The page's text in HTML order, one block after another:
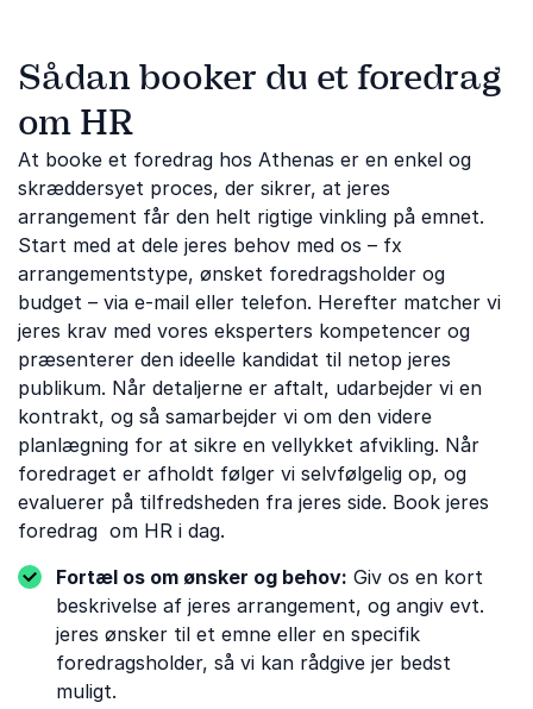
Sådan booker du et foredrag
om HR
At booke et foredrag hos Athenas er en enkel og
skræddersyet proces, der sikrer, at jeres
arrangement får den helt rigtige vinkling på emnet.
Start med at dele jeres behov med os – fx
arrangementstype, ønsket foredragsholder og
budget – via e-mail eller telefon. Herefter matcher vi
jeres krav med vores eksperters kompetencer og
præsenterer den ideelle kandidat til netop jeres
publikum. Når detaljerne er aftalt, udarbejder vi en
kontrakt, og så samarbejder vi om den videre
planlægning for at sikre en vellykket afvikling. Når
foredraget er afholdt følger vi selvfølgelig op, og
evaluerer på tilfredsheden fra jeres side. Book jeres
foredrag om HR i dag.
Fortæl os om ønsker og behov: Giv os en kort
beskrivelse af jeres arrangement, og angiv evt.
jeres ønsker til et emne eller en specifik
foredragsholder, så vi kan rådgive jer bedst
muligt.